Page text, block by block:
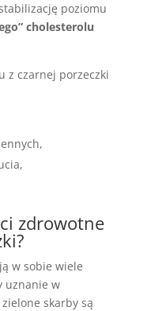
poziomu
cholesterolu
z czarnej porzeczki
zdrowotne
w sobie wiele
uznanie w
skarby są